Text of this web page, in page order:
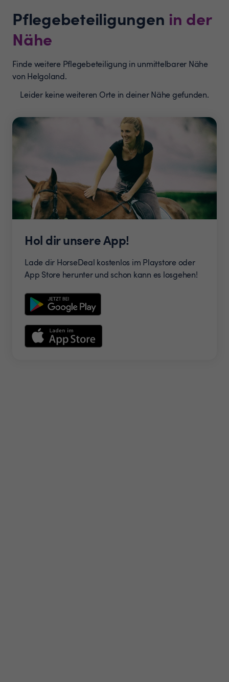
Pflegebeteiligungen in der
Nähe
Finde weitere Pflegebeteiligung in unmittelbarer Nähe
von Helgoland.
Leider keine weiteren Orte in deiner Nähe gefunden.
Hol dir unsere App!
Lade dir HorseDeal kostenlos im Playstore oder
App Store herunter und schon kann es losgehen!